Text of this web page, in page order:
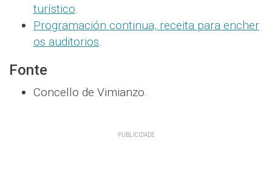
turístico.
Programación continua, receita para encher
os auditorios.
Fonte
Concello de Vimianzo.